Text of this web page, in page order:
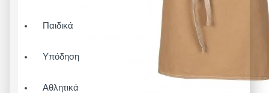
Παιδικά
Υπόδηση
Αθλητικά